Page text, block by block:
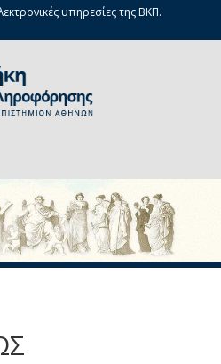
υπηρεσίες της ΒΚΠ.